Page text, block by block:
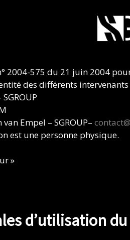
2004-575 du 21 juin 2004
des différents
Empel – SGROUP–
est une personne physique.
»
d’utilisation